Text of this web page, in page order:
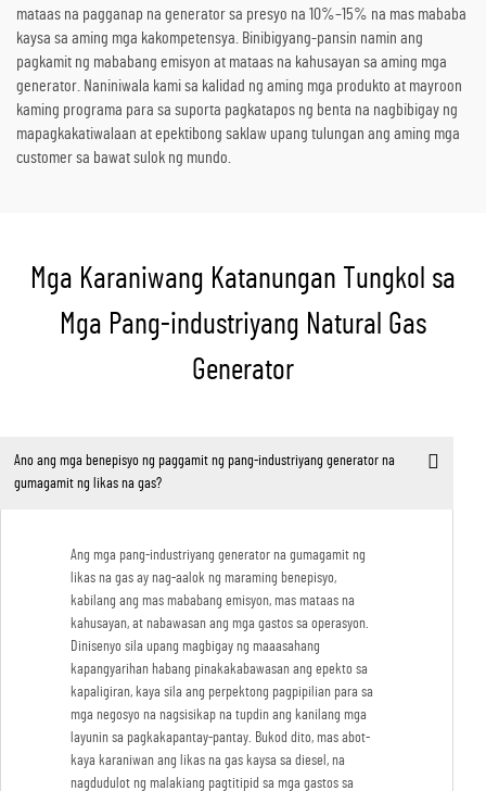
mataas na pagganap na generator sa presyo na 10%–15% na mas mababa
kaysa sa aming mga kakompetensya. Binibigyang-pansin namin ang
pagkamit ng mababang emisyon at mataas na kahusayan sa aming mga
generator. Naniniwala kami sa kalidad ng aming mga produkto at mayroon
kaming programa para sa suporta pagkatapos ng benta na nagbibigay ng
mapagkakatiwalaan at epektibong saklaw upang tulungan ang aming mga
customer sa bawat sulok ng mundo.
Mga Karaniwang Katanungan Tungkol sa
Mga Pang-industriyang Natural Gas
Generator
Ano ang mga benepisyo ng paggamit ng pang-industriyang generator na
gumagamit ng likas na gas?
Ang mga pang-industriyang generator na gumagamit ng
likas na gas ay nag-aalok ng maraming benepisyo,
kabilang ang mas mababang emisyon, mas mataas na
kahusayan, at nabawasan ang mga gastos sa operasyon.
Dinisenyo sila upang magbigay ng maaasahang
kapangyarihan habang pinakakabawasan ang epekto sa
kapaligiran, kaya sila ang perpektong pagpipilian para sa
mga negosyo na nagsisikap na tupdin ang kanilang mga
layunin sa pagkakapantay-pantay. Bukod dito, mas abot-
kaya karaniwan ang likas na gas kaysa sa diesel, na
nagdudulot ng malakiang pagtitipid sa mga gastos sa